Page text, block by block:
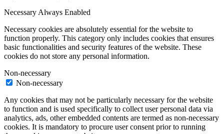
Necessary Always Enabled
Necessary cookies are absolutely essential for the website to
function properly. This category only includes cookies that ensures
basic functionalities and security features of the website. These
cookies do not store any personal information.
Non-necessary
Non-necessary
Any cookies that may not be particularly necessary for the website
to function and is used specifically to collect user personal data via
analytics, ads, other embedded contents are termed as non-necessary
cookies. It is mandatory to procure user consent prior to running